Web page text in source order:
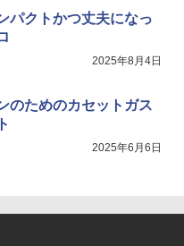
パクトかつ丈夫になっ
2025年8月4日
のためのカセットガス
2025年6月6日